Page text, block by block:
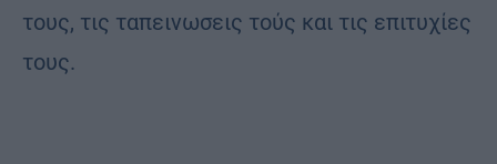
τους, τις ταπεινωσεις τούς και τις επιτυχίες
τους.